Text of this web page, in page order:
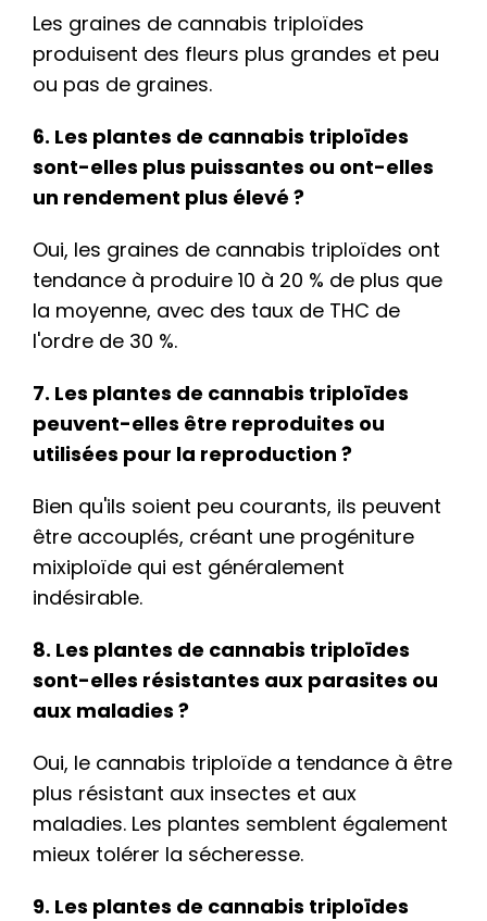
Les graines de cannabis triploïdes
produisent des fleurs plus grandes et peu
ou pas de graines.
6. Les plantes de cannabis triploïdes
sont-elles plus puissantes ou ont-elles
un rendement plus élevé ?
Oui, les graines de cannabis triploïdes ont
tendance à produire 10 à 20 % de plus que
la moyenne, avec des taux de THC de
l'ordre de 30 %.
7. Les plantes de cannabis triploïdes
peuvent-elles être reproduites ou
utilisées pour la reproduction ?
Bien qu'ils soient peu courants, ils peuvent
être accouplés, créant une progéniture
mixiploïde qui est généralement
indésirable.
8. Les plantes de cannabis triploïdes
sont-elles résistantes aux parasites ou
aux maladies ?
Oui, le cannabis triploïde a tendance à être
plus résistant aux insectes et aux
maladies. Les plantes semblent également
mieux tolérer la sécheresse.
9. Les plantes de cannabis triploïdes